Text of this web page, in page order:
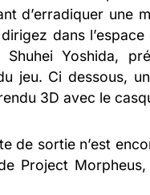
d’erradiquer une
dans
Shuhei Yoshida,
jeu. Ci dessous,
3D avec le
de sortie n’est
Project